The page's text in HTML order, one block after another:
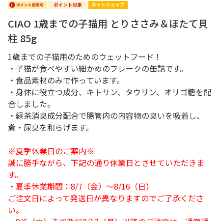
CIAO 1歳までの子猫用 とりささみ＆ほたて貝
柱 85g
1歳までの子猫用のためのウェットフード！
・子猫が食べやすい細かめのフレークの缶詰です。
・食品素材のみで作っています。
・身体に役立つ成分、キトサン、タウリン、オリゴ糖を配
合しました。
・緑茶消臭成分配合で腸管内の内容物の臭いを吸着し、
糞・尿臭を和らげます。
※夏季休業日のご案内※
誠に勝手ながら、下記の通り休業日とさせていただきま
す。
・夏季休業期間：8/7（金）～8/16（日）
ご注文日によって発送日が異なりますのでご了承くださ
い。